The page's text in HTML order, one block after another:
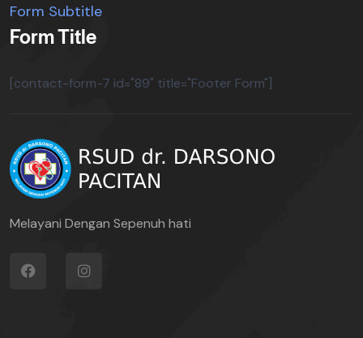
Form Subtitle
Form Title
[contact-form-7 id="89" title="Footer Form"]
Melayani Dengan Sepenuh hati